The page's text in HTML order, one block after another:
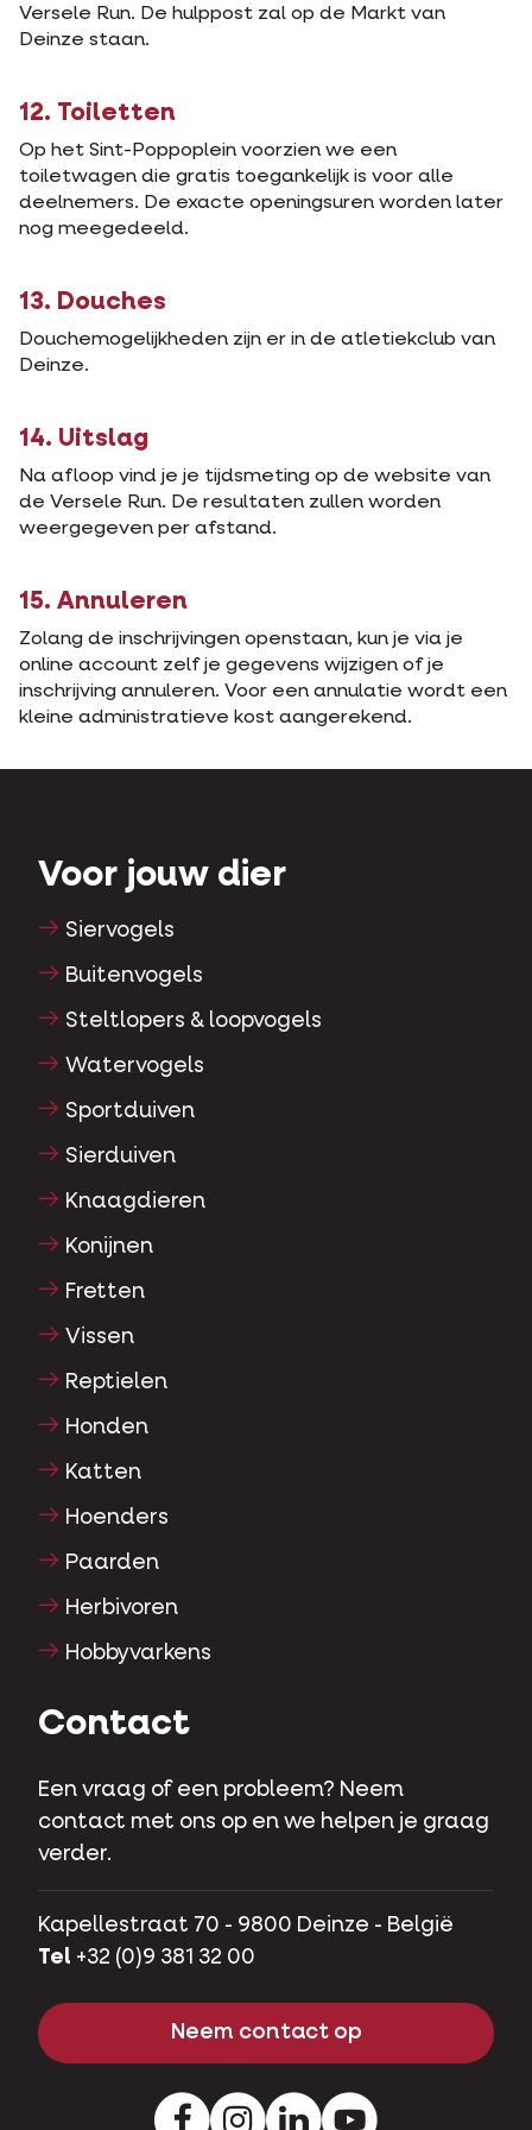
Versele Run. De hulppost zal op de Markt van
Deinze staan.
12. Toiletten
Op het Sint-Poppoplein voorzien we een
toiletwagen die gratis toegankelijk is voor alle
deelnemers. De exacte openingsuren worden later
nog meegedeeld.
13. Douches
Douchemogelijkheden zijn er in de atletiekclub van
Deinze.
14. Uitslag
Na afloop vind je je tijdsmeting op de website van
de Versele Run. De resultaten zullen worden
weergegeven per afstand.
15. Annuleren
Zolang de inschrijvingen openstaan, kun je via je
online account zelf je gegevens wijzigen of je
inschrijving annuleren. Voor een annulatie wordt een
kleine administratieve kost aangerekend.
Voor jouw dier
Siervogels
Buitenvogels
Steltlopers & loopvogels
Watervogels
Sportduiven
Sierduiven
Knaagdieren
Konijnen
Fretten
Vissen
Reptielen
Honden
Katten
Hoenders
Paarden
Herbivoren
Hobbyvarkens
Contact
Een vraag of een probleem? Neem
contact met ons op en we helpen je graag
verder.
Kapellestraat 70 - 9800 Deinze - België
Tel +32 (0)9 381 32 00
Neem contact op
FacebookInstagramLinkedInYoutube